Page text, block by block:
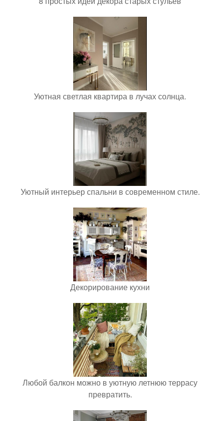
Уютная светлая квартира в лучах солнца.
Уютный интерьер спальни в современном стиле.
Декорирование кухни
Любой балкон можно в уютную летнюю террасу
превратить.